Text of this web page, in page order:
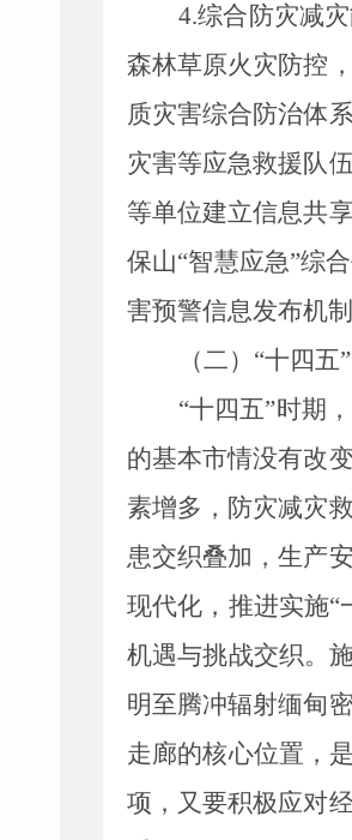
4.综合防灾减
森林草原火灾防控
质灾害综合防治体
灾害等应急救援队
等单位建立信息共
保山“智慧应急”综
害预警信息发布机
（二） “十四五
“十四五”时期，
的基本市情没有改
素增多，防灾减灾
患交织叠加，生产
现代化，推进实施“
机遇与挑战交织。
明至腾冲辐射缅甸
走廊的核心位置，
项，又要积极应对